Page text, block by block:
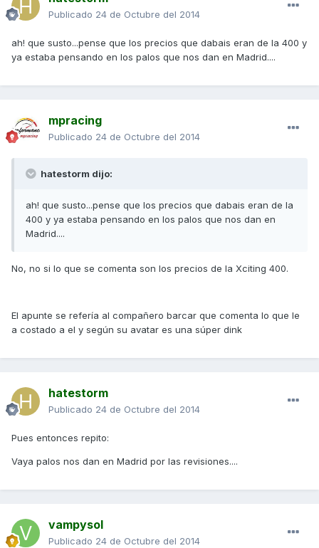
Publicado 24 de Octubre del 2014
ah! que susto...pense que los precios que dabais eran de la 400 y
ya estaba pensando en los palos que nos dan en Madrid....
mpracing
Publicado 24 de Octubre del 2014
hatestorm dijo:
ah! que susto...pense que los precios que dabais eran de la
400 y ya estaba pensando en los palos que nos dan en
Madrid....
No, no si lo que se comenta son los precios de la Xciting 400.
El apunte se refería al compañero barcar que comenta lo que le
a costado a el y según su avatar es una súper dink
hatestorm
Publicado 24 de Octubre del 2014
Pues entonces repito:
Vaya palos nos dan en Madrid por las revisiones....
vampysol
Publicado 24 de Octubre del 2014